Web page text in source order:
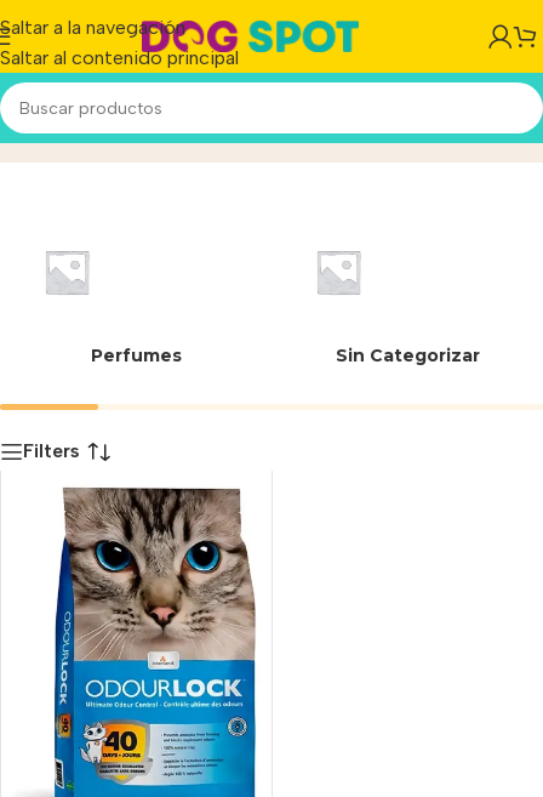
Saltar a la navegación
Saltar al contenido principal
07144Inicio/Producto
Perfumes Sin Categorizar
Filters